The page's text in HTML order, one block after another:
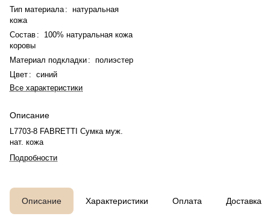
Тип материала : натуральная
кожа
Состав :
100% натуральная кожа
коровы
Материал подкладки : полиэстер
Цвет : синий
Все характеристики
Описание
L7703-8 FABRETTI Сумка муж.
нат. кожа
Подробности
Описание Характеристики Оплата Доставка